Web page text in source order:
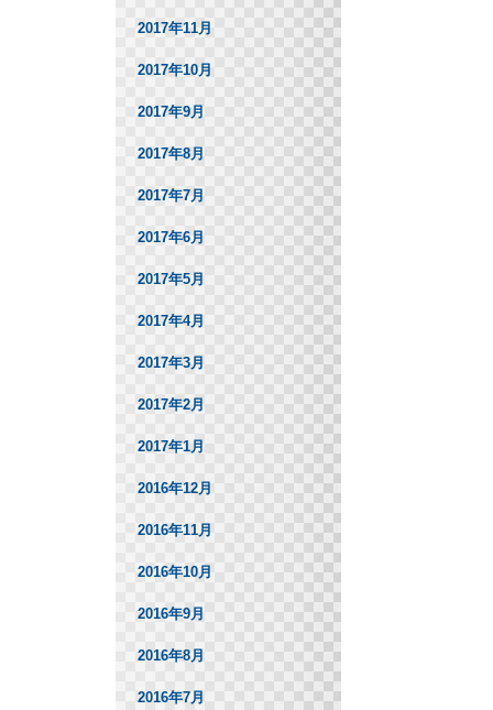
2017年11月
2017年10月
2017年9月
2017年8月
2017年7月
2017年6月
2017年5月
2017年4月
2017年3月
2017年2月
2017年1月
2016年12月
2016年11月
2016年10月
2016年9月
2016年8月
2016年7月